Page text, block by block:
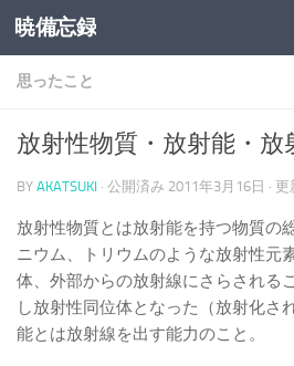
コンテンツへスキップ
暁備忘録
思ったこと
放射性物質・放射能・放
BY AKATSUKI · 公開済み 2011年3月16日 ·
放射性物質とは放射能を持つ物質の
ニウム、トリウムのような放射性元
体、外部からの放射線にさらされる
し放射性同位体となった（放射化さ
能とは放射線を出す能力のこと。